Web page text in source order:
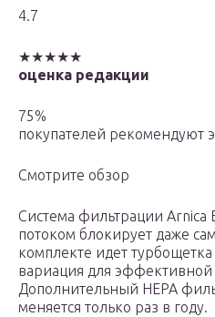
4.7
★★★★★
оценка редакции
75%
покупателей рекомендуют
Смотрите обзор
Система фильтрации
потоком блокирует даже
комплекте идет
вариация для
Дополнительный НЕРА
меняется только раз в году.